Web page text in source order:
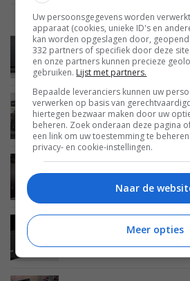
AUDIO 06 DECEMBER 2018
IMAX Enhanced
receivers
AUDIO 23 DECEMBER 2017
De beste av-receivers
AUDIO 17 NOVEMBER 2017
Vergelijking: drie av-
16 SEPTEMBER 2017
Dirac en de plotse
technologie van
Uw persoonsgegevens worden
apparaat (cookies, unieke ID's en
kan worden opgeslagen door,
332 partners of specifiek door deze
en onze partners kunnen precieze
gebruiken. Lijst met partners.
Bepaalde leveranciers kunnen uw
verwerken op basis van
hiertegen bezwaar maken door uw
beheren. Zoek onderaan deze pagina
een link om uw toestemming te
privacy- en cookie-instellingen.
Naar de
Meer opties